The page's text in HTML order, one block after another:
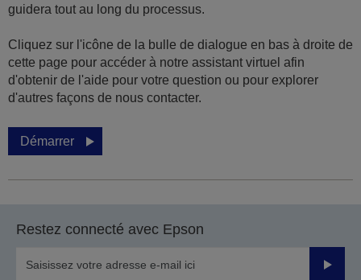
guidera tout au long du processus.
Cliquez sur l'icône de la bulle de dialogue en bas à droite de
cette page pour accéder à notre assistant virtuel afin
d'obtenir de l'aide pour votre question ou pour explorer
d'autres façons de nous contacter.
Démarrer
Restez connecté avec Epson
Valider